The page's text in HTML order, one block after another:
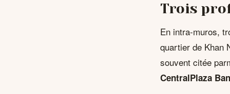
Trois
En intra-muros,
quartier de Khan
souvent citée
CentralPlaza